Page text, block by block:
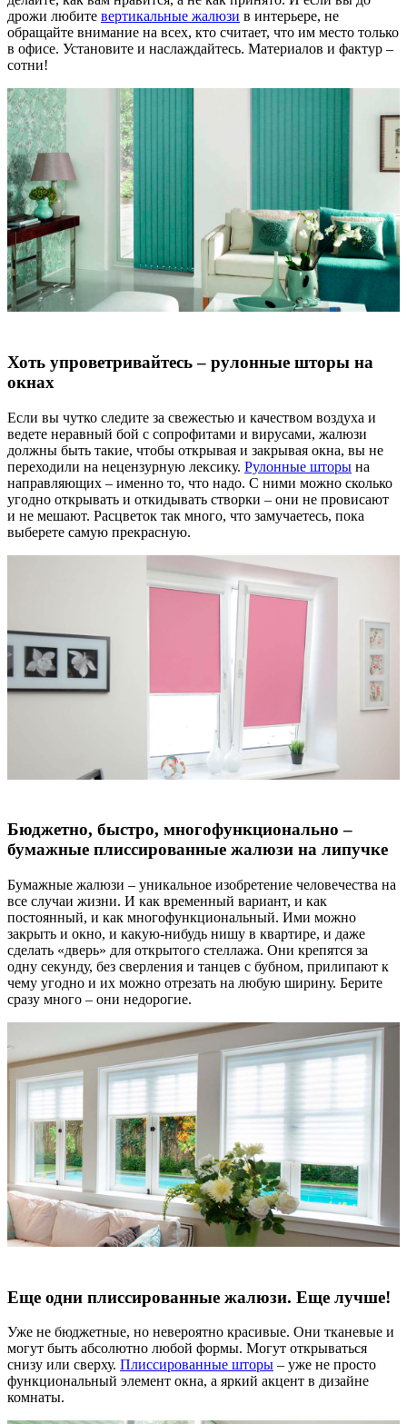
дрожи любите вертикальные жалюзи в интерьере, не
обращайте внимание на всех, кто считает, что им место только
в офисе. Установите и наслаждайтесь. Материалов и фактур –
сотни!
Хоть упроветривайтесь – рулонные шторы на
окнах
Если вы чутко следите за свежестью и качеством воздуха и
ведете неравный бой с сопрофитами и вирусами, жалюзи
должны быть такие, чтобы открывая и закрывая окна, вы не
переходили на нецензурную лексику. Рулонные шторы на
направляющих – именно то, что надо. С ними можно сколько
угодно открывать и откидывать створки – они не провисают
и не мешают. Расцветок так много, что замучаетесь, пока
выберете самую прекрасную.
Бюджетно, быстро, многофункционально –
бумажные плиссированные жалюзи на липучке
Бумажные жалюзи – уникальное изобретение человечества на
все случаи жизни. И как временный вариант, и как
постоянный, и как многофункциональный. Ими можно
закрыть и окно, и какую-нибудь нишу в квартире, и даже
сделать «дверь» для открытого стеллажа. Они крепятся за
одну секунду, без сверления и танцев с бубном, прилипают к
чему угодно и их можно отрезать на любую ширину. Берите
сразу много – они недорогие.
Еще одни плиссированные жалюзи. Еще лучше!
Уже не бюджетные, но невероятно красивые. Они тканевые и
могут быть абсолютно любой формы. Могут открываться
снизу или сверху. Плиссированные шторы – уже не просто
функциональный элемент окна, а яркий акцент в дизайне
комнаты.